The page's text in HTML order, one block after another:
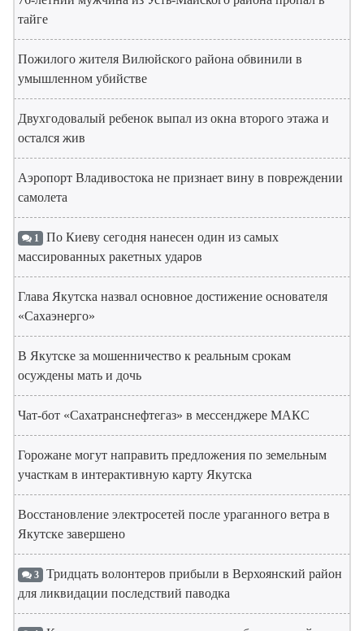
тайге
Пожилого жителя Вилюйского района обвинили в
умышленном убийстве
Двухгодовалый ребенок выпал из окна второго этажа и
остался жив
Аэропорт Владивостока не признает вину в повреждении
самолета
1 По Киеву сегодня нанесен один из самых
массированных ракетных ударов
Глава Якутска назвал основное достижение основателя
«Сахаэнерго»
В Якутске за мошенничество к реальным срокам
осуждены мать и дочь
Чат-бот «Сахатранснефтегаз» в мессенджере МАКС
Горожане могут направить предложения по земельным
участкам в интерактивную карту Якутска
Восстановление электросетей после ураганного ветра в
Якутске завершено
3 Тридцать волонтеров прибыли в Верхоянский район
для ликвидации последствий паводка